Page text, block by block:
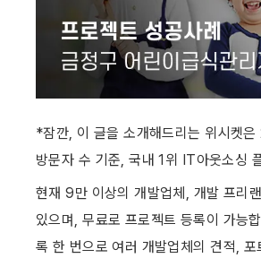
*잠깐, 이 글을 소개해드리는 위시켓
방문자 수 기준, 국내 1위 IT아웃소싱
현재 9만 이상의 개발업체, 개발 프리
있으며, 무료로 프로젝트 등록이 가능
록 한 번으로 여러 개발업체의 견적,